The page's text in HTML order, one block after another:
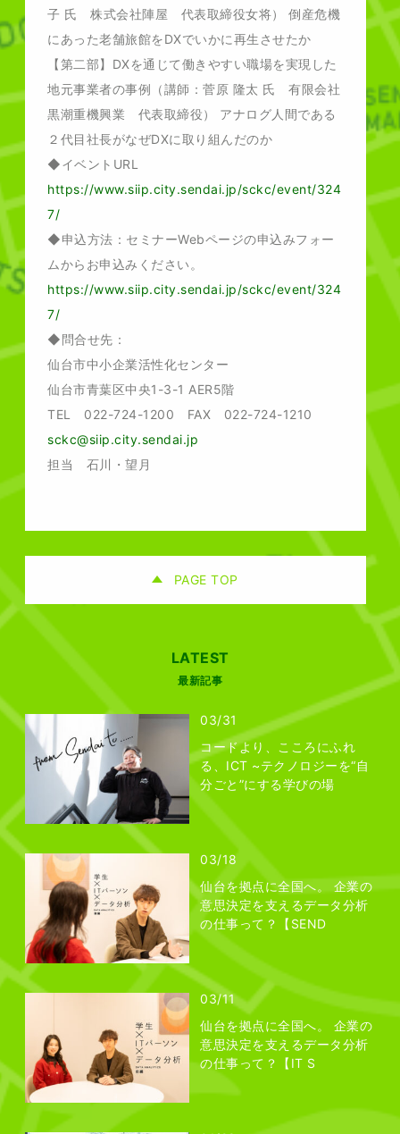
子 氏 株式会社陣屋 代表取締役女将） 倒産危機
にあった老舗旅館をDXでいかに再生させたか
【第二部】DXを通じて働きやすい職場を実現した
地元事業者の事例（講師：菅原 隆太 氏 有限会社
黒潮重機興業 代表取締役） アナログ人間である
２代目社長がなぜDXに取り組んだのか
◆イベントURL
https://www.siip.city.sendai.jp/sckc/event/324
7/
◆申込方法：セミナーWebページの申込みフォー
ムからお申込みください。
https://www.siip.city.sendai.jp/sckc/event/324
7/
◆問合せ先：
仙台市中小企業活性化センター
仙台市青葉区中央1-3-1 AER5階
TEL 022-724-1200 FAX 022-724-1210
sckc@siip.city.sendai.jp
担当 石川・望月
PAGE TOP
LATEST
最新記事
03/31
コードより、こころにふれ
る、ICT ~テクノロジーを“自
分ごと”にする学びの場
03/18
仙台を拠点に全国へ。 企業の
意思決定を支えるデータ分析
の仕事って？【SEND
03/11
仙台を拠点に全国へ。 企業の
意思決定を支えるデータ分析
の仕事って？【IT S